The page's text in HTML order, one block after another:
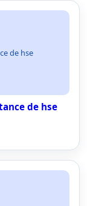
de hse
de hse